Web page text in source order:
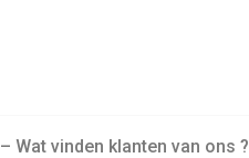
– Wat vinden klanten van ons ?